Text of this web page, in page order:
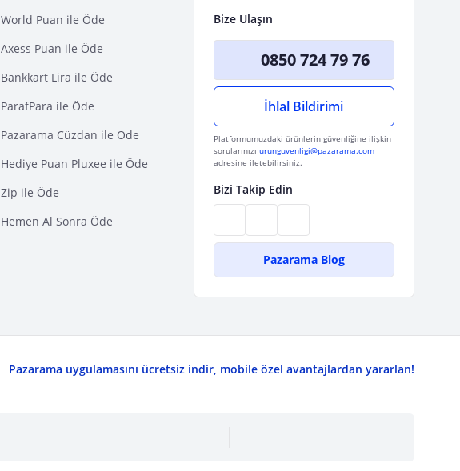
World Puan ile Öde
Axess Puan ile Öde
Bankkart Lira ile Öde
ParafPara ile Öde
Pazarama Cüzdan ile Öde
Hediye Puan Pluxee ile Öde
Zip ile Öde
Hemen Al Sonra Öde
Bize Ulaşın
0850 724 79 76
İhlal Bildirimi
Platformumuzdaki ürünlerin güvenliğine ilişkin
sorularınızı urunguvenligi@pazarama.com
adresine iletebilirsiniz.
Bizi Takip Edin
Pazarama Blog
Pazarama uygulamasını ücretsiz indir, mobile özel avantajlardan yararlan!